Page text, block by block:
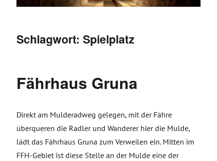
Schlagwort:Spielplatz
Fährhaus Gruna
Direkt am Mulderadweg gelegen, mit der Fähre
überqueren die Radler und Wanderer hier die Mulde,
lädt das Fährhaus Gruna zum Verweilen ein. Mitten im
FFH-Gebiet ist diese Stelle an der Mulde eine der